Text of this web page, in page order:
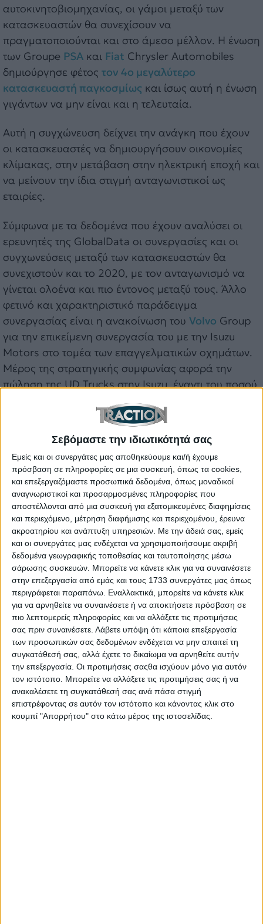
Σεβόμαστε την ιδιωτικότητά σας
Εμείς και οι συνεργάτες μας αποθηκεύουμε και/ή έχουμε
πρόσβαση σε πληροφορίες σε μια συσκευή, όπως τα cookies,
και επεξεργαζόμαστε προσωπικά δεδομένα, όπως μοναδικοί
αναγνωριστικοί και προσαρμοσμένες πληροφορίες που
αποστέλλονται από μια συσκευή για εξατομικευμένες διαφημίσεις
και περιεχόμενο, μέτρηση διαφήμισης και περιεχομένου, έρευνα
ακροατηρίου και ανάπτυξη υπηρεσιών. Με την άδειά σας, εμείς
και οι συνεργάτες μας ενδέχεται να χρησιμοποιήσουμε ακριβή
δεδομένα γεωγραφικής τοποθεσίας και ταυτοποίησης μέσω
σάρωσης συσκευών. Μπορείτε να κάνετε κλικ για να συναινέσετε
στην επεξεργασία από εμάς και τους 1733 συνεργάτες μας όπως
περιγράφεται παραπάνω. Εναλλακτικά, μπορείτε να κάνετε κλικ
για να αρνηθείτε να συναινέσετε ή να αποκτήσετε πρόσβαση σε
πιο λεπτομερείς πληροφορίες και να αλλάξετε τις προτιμήσεις
σας πριν συναινέσετε. Λάβετε υπόψη ότι κάποια επεξεργασία
των προσωπικών σας δεδομένων ενδέχεται να μην απαιτεί τη
συγκατάθεσή σας, αλλά έχετε το δικαίωμα να αρνηθείτε αυτήν
την επεξεργασία. Οι προτιμήσεις σαςθα ισχύουν μόνο για αυτόν
τον ιστότοπο. Μπορείτε να αλλάξετε τις προτιμήσεις σας ή να
ανακαλέσετε τη συγκατάθεσή σας ανά πάσα στιγμή
επιστρέφοντας σε αυτόν τον ιστότοπο και κάνοντας κλικ στο
κουμπί "Απορρήτου" στο κάτω μέρος της ιστοσελίδας.
αυτοκινητοβιομηχανίας, οι γάμοι μεταξύ των
κατασκευαστών θα συνεχίσουν να
πραγματοποιούνται και στο άμεσο μέλλον. H ένωση
των Groupe PSA και Fiat Chrysler Automobiles
δημιούργησε φέτος τον 4ο μεγαλύτερο
κατασκευαστή παγκοσμίως και ίσως αυτή η ένωση
γιγάντων να μην είναι και η τελευταία.
Αυτή η συγχώνευση δείχνει την ανάγκη που έχουν
οι κατασκευαστές να δημιουργήσουν οικονομίες
κλίμακας, στην μετάβαση στην ηλεκτρική εποχή και
να μείνουν την ίδια στιγμή ανταγωνιστικοί ως
εταιρίες.
Σύμφωνα με τα δεδομένα που έχουν αναλύσει οι
ερευνητές της GlobalData οι συνεργασίες και οι
συγχωνεύσεις μεταξύ των κατασκευαστών θα
συνεχιστούν και το 2020, με τον ανταγωνισμό να
γίνεται ολοένα και πιο έντονος μεταξύ τους. Άλλο
φετινό και χαρακτηριστικό παράδειγμα
συνεργασίας είναι η ανακοίνωση του Volvo Group
για την επικείμενη συνεργασία του με την Isuzu
Motors στο τομέα των επαγγελματικών οχημάτων.
Μέρος της στρατηγικής συμφωνίας αφορά την
πώληση της UD Trucks στην Isuzu, έναντι του ποσού
Άλλοι παράγοντες που θα συντελέσουν σε αυτό
είναι ο αυστηρότερος έλεγχος στο κόστος
παραγωγής, η μεταμόρφωση που συντελείται
αναφορικά με τις λύσεις και τις υπηρεσίες στην
κινητικότητα αλλά και στην εσωτερική
αναδιάρθρωση που επιχειρούν πολλές εταιρίες
αυτή τη περίοδο.
ΕΤΙΚΕΤΕΣ
Jeep , Alfa Romeo , Peugeot , Lancia
Citroen
, Mopar , Fiat , Opel , PSA
FCA
, Chrysler
ΜΟΙΡΑΣΤΕΙΤΕ ΤΟ